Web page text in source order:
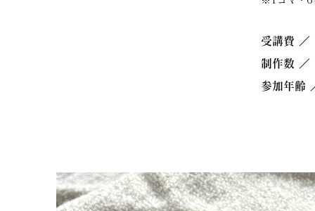
受講費
制作数
／
参加年齢